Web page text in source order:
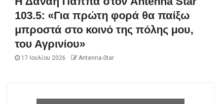
103.5: «Για πρώτη φορά θα παίξω
μπροστά στο κοινό της πόλης μου,
του Αγρινίου»
17 Ιουλίου 2026 Antenna-Star